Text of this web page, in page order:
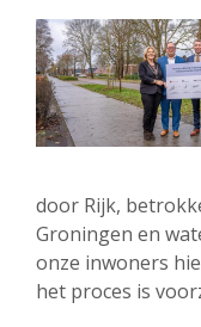
door Rijk,
Groningen en
onze inwoners
het proces is